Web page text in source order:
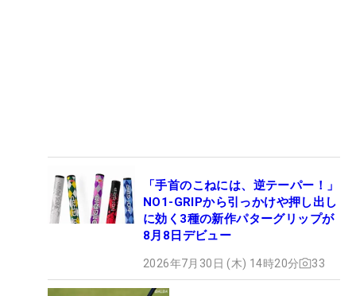
「手首のこねには、逆テーパー！」
NO1-GRIPから引っかけや押し出し
に効く3種の新作パターグリップが
8月8日デビュー
2026年7月30日 (木) 14時20分 33